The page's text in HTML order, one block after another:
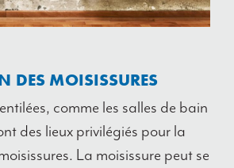
DES MOISISSURES
comme les salles de bain
des lieux privilégiés pour la
La moisissure peut se